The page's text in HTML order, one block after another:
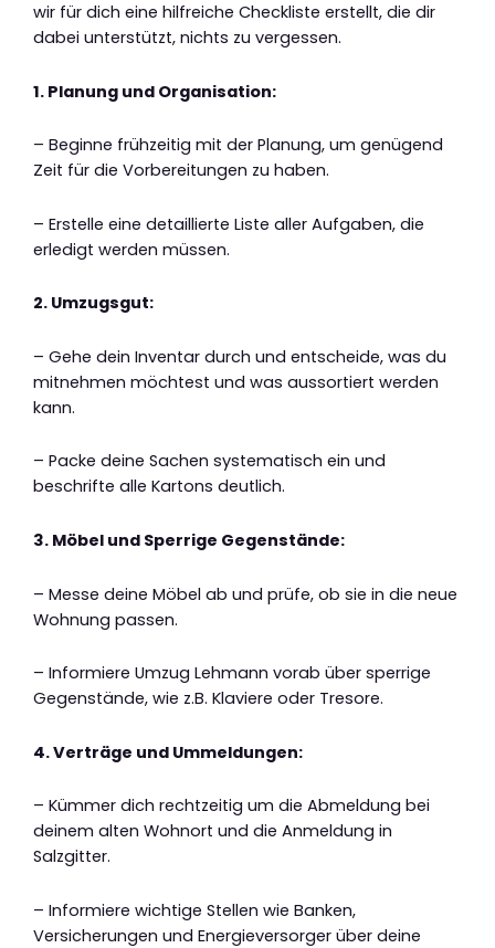
wir für dich eine hilfreiche Checkliste erstellt, die dir
dabei unterstützt, nichts zu vergessen.
1. Planung und Organisation:
– Beginne frühzeitig mit der Planung, um genügend
Zeit für die Vorbereitungen zu haben.
– Erstelle eine detaillierte Liste aller Aufgaben, die
erledigt werden müssen.
2. Umzugsgut:
– Gehe dein Inventar durch und entscheide, was du
mitnehmen möchtest und was aussortiert werden
kann.
– Packe deine Sachen systematisch ein und
beschrifte alle Kartons deutlich.
3. Möbel und Sperrige Gegenstände:
– Messe deine Möbel ab und prüfe, ob sie in die neue
Wohnung passen.
– Informiere Umzug Lehmann vorab über sperrige
Gegenstände, wie z.B. Klaviere oder Tresore.
4. Verträge und Ummeldungen:
– Kümmer dich rechtzeitig um die Abmeldung bei
deinem alten Wohnort und die Anmeldung in
Salzgitter.
– Informiere wichtige Stellen wie Banken,
Versicherungen und Energieversorger über deine